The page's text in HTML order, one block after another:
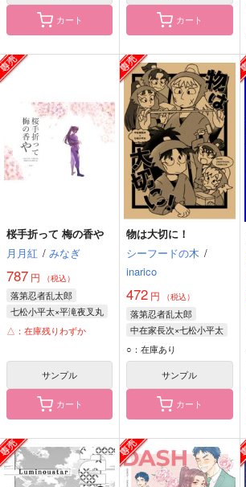
カート カート
桜手折って 梅の香や
月月紅 / みなぎ
787 円 （税込）
落第忍者乱太郎
七松小平太×平滝夜叉丸
七松小平太
△：在庫残りわずか
サンプル
カート
物は大切に！
シーフードの木 /
inarico
472 円 （税込）
落第忍者乱太郎
中在家長次×七松小平太
七松小平太
中在家長次
○：在庫あり
サンプル
カート